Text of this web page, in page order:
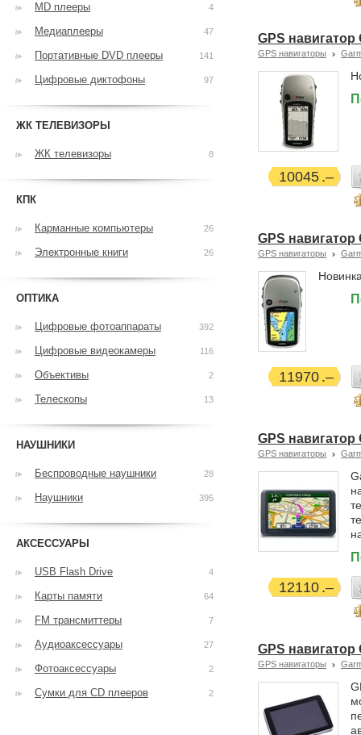
GPS навигатор
GPS навигаторы
10045
GPS навигатор
GPS навигаторы
11970
GPS навигатор
GPS навигаторы
12110
GPS навигатор
GPS навигаторы
MD плееры 4
Медиаплееры 47
Портативные DVD плееры 141
Цифровые диктофоны 97
ЖК ТЕЛЕВИЗОРЫ
ЖК телевизоры 8
КПК
Карманные компьютеры 26
Электронные книги 26
ОПТИКА
Цифровые фотоаппараты 392
Цифровые видеокамеры 116
Объективы 2
Телескопы 13
НАУШНИКИ
Беспроводные наушники 28
Наушники 395
АКСЕССУАРЫ
USB Flash Drive 4
Карты памяти 64
FM трансмиттеры 7
Аудиоаксессуары 27
Фотоаксессуары 2
Сумки для CD плееров 2